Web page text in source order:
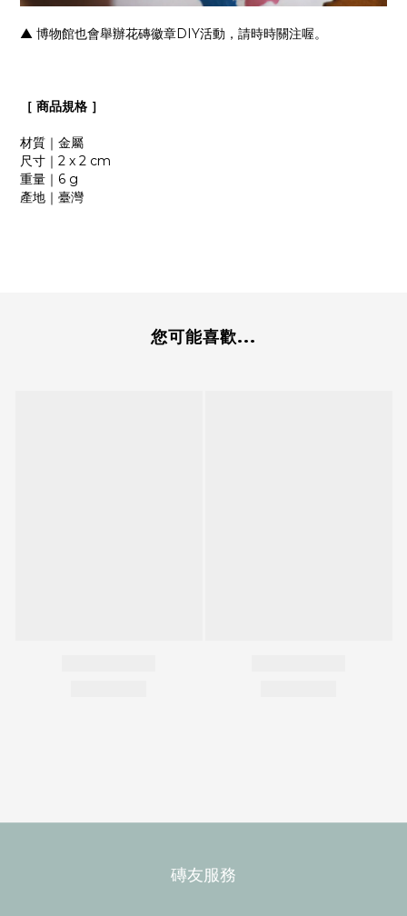
▲ 博物館也會舉辦花磚徽章DIY活動，請時時關注喔。
［ 商品規格 ］
材質｜金屬
尺寸｜2 x 2 cm
重量｜6 g
產地｜臺灣
您可能喜歡...
磚友服務